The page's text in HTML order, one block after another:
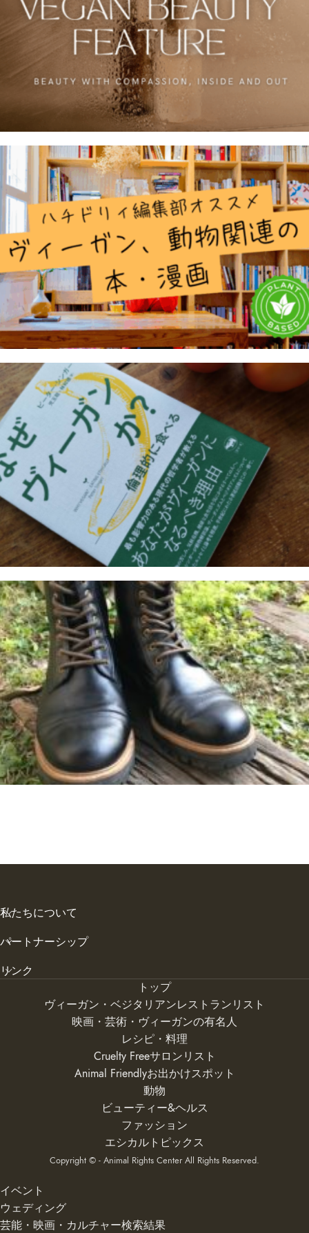
私たちについて
パートナーシップ
リンク
トップ
ヴィーガン・ベジタリアンレストランリスト
映画・芸術・ヴィーガンの有名人
レシピ・料理
Cruelty Freeサロンリスト
Animal Friendlyお出かけスポット
動物
ビューティー&ヘルス
ファッション
エシカルトピックス
Copyright © - Animal Rights Center All Rights Reserved.
イベント
ウェディング
芸能・映画・カルチャー検索結果